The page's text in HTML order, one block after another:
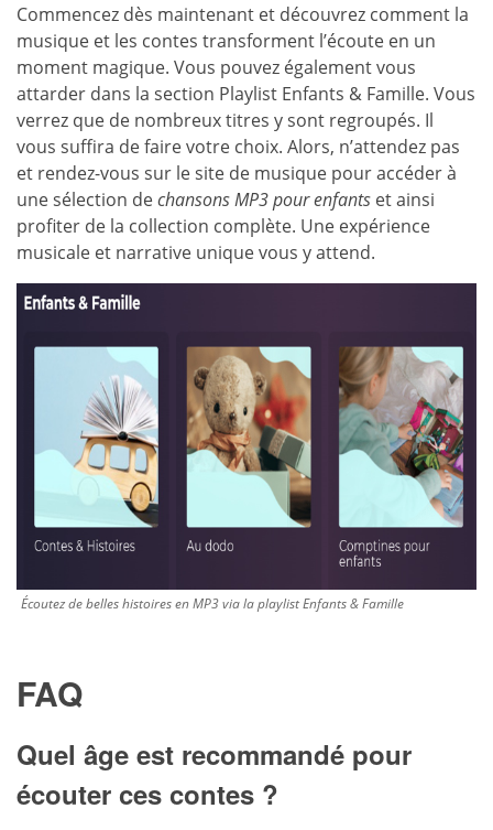
Commencez dès maintenant et découvrez comment la
musique et les contes transforment l’écoute en un
moment magique. Vous pouvez également vous
attarder dans la section Playlist Enfants & Famille. Vous
verrez que de nombreux titres y sont regroupés. Il
vous suffira de faire votre choix. Alors, n’attendez pas
et rendez-vous sur le site de musique pour accéder à
une sélection dechansons MP3 pour enfants et ainsi
profiter de la collection complète. Une expérience
musicale et narrative unique vous y attend.
Écoutez de belles histoires en MP3 via la playlist Enfants & Famille
FAQ
Quel âge est recommandé pour
écouter ces contes ?